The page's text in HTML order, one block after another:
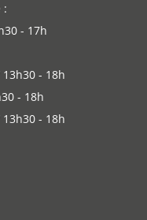
:
- 17h
- 18h
- 18h
- 18h